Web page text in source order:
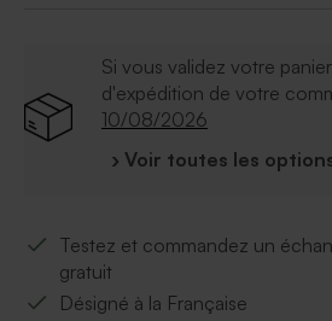
Si vous validez votre
d'expédition de votre
10/08/2026
› Voir toutes les
Testez et commandez un
gratuit
Désigné à la Française